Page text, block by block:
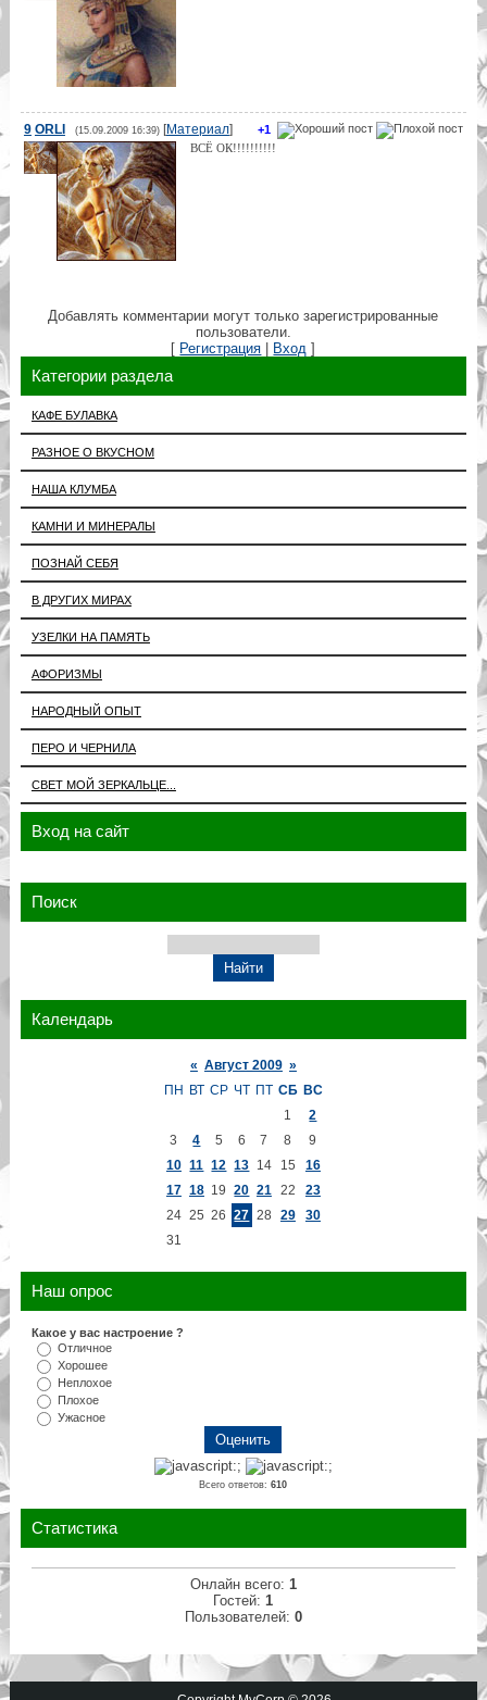
+1
9 ORLI (15.09.2009 16:39)[Материал]
ВСЁ ОК!!!!!!!!!!
Добавлять комментарии могут только зарегистрированные
пользователи.
[ Регистрация | Вход ]
Категории раздела
КАФЕ БУЛАВКА
РАЗНОЕ О ВКУСНОМ
НАША КЛУМБА
КАМНИ И МИНЕРАЛЫ
ПОЗНАЙ СЕБЯ
В ДРУГИХ МИРАХ
УЗЕЛКИ НА ПАМЯТЬ
АФОРИЗМЫ
НАРОДНЫЙ ОПЫТ
ПЕРО И ЧЕРНИЛА
СВЕТ МОЙ ЗЕРКАЛЬЦЕ...
Вход на сайт
Поиск
Календарь
« Август 2009 »
ПН ВТ СР ЧТ ПТ СБ ВС
1
2
3
4 5 6 7 8
9
10 11 12 13 14 15
16
17 18 19 20 21 22
23
24 25 26 27 28 29
30
31
Наш опрос
Какое у вас настроение ?
Отличное
Хорошее
Неплохое
Плохое
Ужасное
Всего ответов:610
Статистика
Онлайн всего: 1
Гостей: 1
Пользователей: 0